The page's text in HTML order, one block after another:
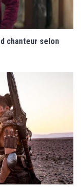
chanteur selon